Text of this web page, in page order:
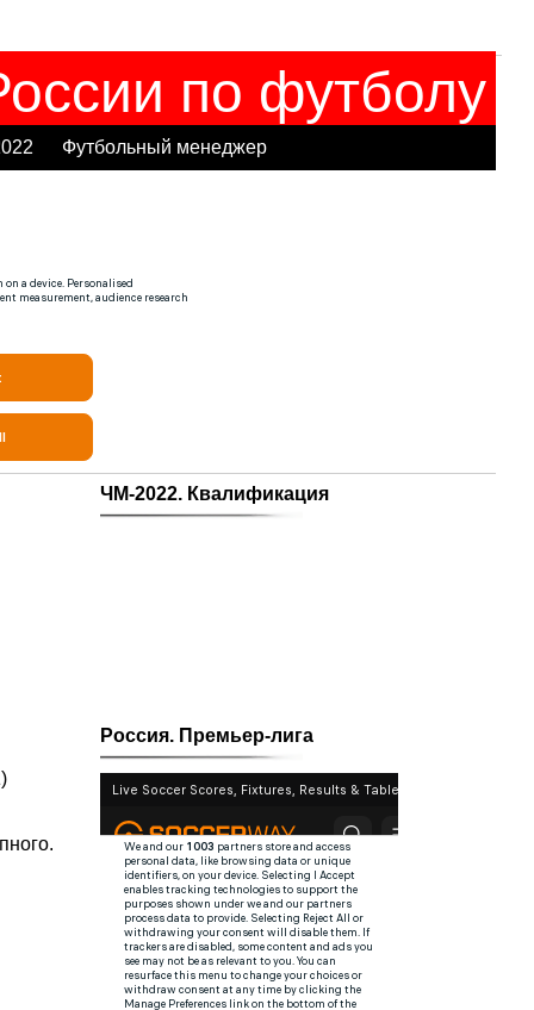
по футболу
Футбольный менеджер
ЧМ-2022. Квалификация
Россия. Премьер-лига